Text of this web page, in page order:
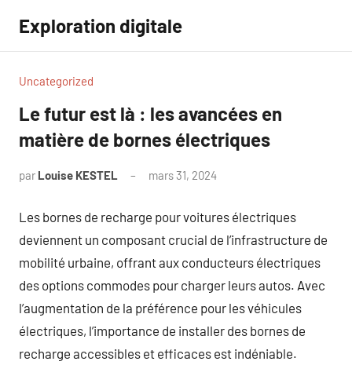
contenu
Exploration digitale
Uncategorized
Le futur est là : les avancées en
matière de bornes électriques
par Louise KESTEL mars 31, 2024
Les bornes de recharge pour voitures électriques
deviennent un composant crucial de l’infrastructure de
mobilité urbaine, offrant aux conducteurs électriques
des options commodes pour charger leurs autos. Avec
l’augmentation de la préférence pour les véhicules
électriques, l’importance de installer des bornes de
recharge accessibles et efficaces est indéniable.